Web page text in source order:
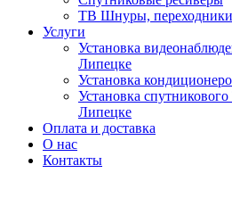
ТВ Шнуры, переходники
Услуги
Установка
Липецке
Установка
Установка
Липецке
Оплата и доставка
О нас
Контакты